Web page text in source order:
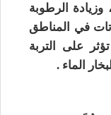
الرطوبة
في المناطق
على التربة
الماء .